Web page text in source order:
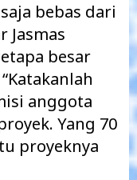
bebas dari
Jasmas
besar
anggota
Yang 70
proyeknya